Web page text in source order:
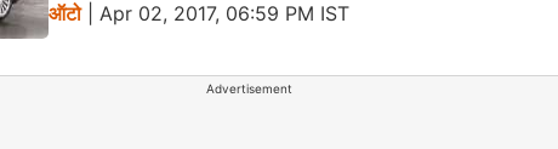
ऑटो| Apr 02, 2017, 06:59 PM IST
Advertisement